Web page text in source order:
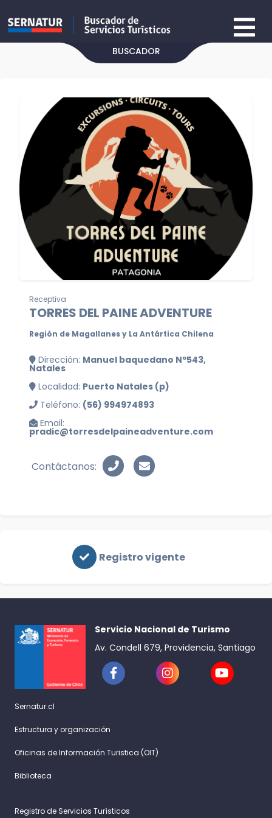
BUSCADOR
Receptiva
TORRES DEL PAINE ADVENTURE
Región de Magallanes y La Antártica Chilena
Dirección: Manuel baquedano Nº543,
Natales
Localidad: Puerto Natales (p)
Teléfono: (56) 994974893
Email:
pradic@torresdelpaineadventure.com
Contáctanos:
Registro vigente
Servicio Nacional de Turismo
Av. Condell 679, Providencia, Santiago
Sernatur.cl
Estructura y organización
Oficinas de Información Turistica (OIT)
Biblioteca
Registro de Servicios Turísticos